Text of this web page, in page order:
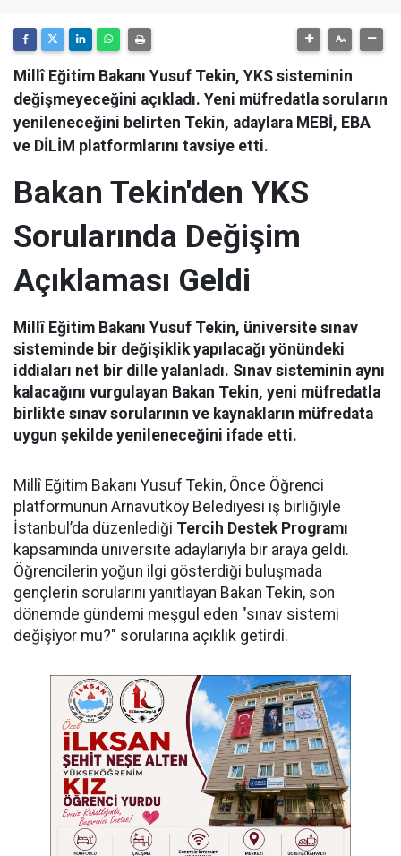
Millî Eğitim Bakanı Yusuf Tekin, YKS sisteminin
değişmeyeceğini açıkladı. Yeni müfredatla soruların
yenileneceğini belirten Tekin, adaylara MEBİ, EBA
ve DİLİM platformlarını tavsiye etti.
Bakan Tekin'den YKS
Sorularında Değişim
Açıklaması Geldi
Millî Eğitim Bakanı Yusuf Tekin, üniversite sınav
sisteminde bir değişiklik yapılacağı yönündeki
iddiaları net bir dille yalanladı. Sınav sisteminin aynı
kalacağını vurgulayan Bakan Tekin, yeni müfredatla
birlikte sınav sorularının ve kaynakların müfredata
uygun şekilde yenileneceğini ifade etti.
Millî Eğitim Bakanı Yusuf Tekin, Önce Öğrenci
platformunun Arnavutköy Belediyesi iş birliğiyle
İstanbul’da düzenlediği Tercih Destek Programı
kapsamında üniversite adaylarıyla bir araya geldi.
Öğrencilerin yoğun ilgi gösterdiği buluşmada
gençlerin sorularını yanıtlayan Bakan Tekin, son
dönemde gündemi meşgul eden "sınav sistemi
değişiyor mu?" sorularına açıklık getirdi.